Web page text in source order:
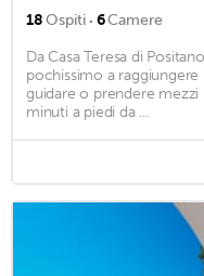
18Ospiti · 6Camere
Da Casa Teresa di
pochissimo a
guidare o prendere mezzi
minuti a piedi da ...